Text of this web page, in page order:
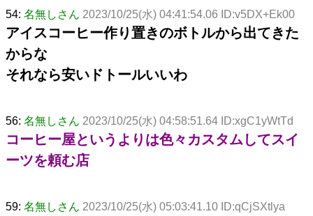
54: 名無しさん 2023/10/25(水) 04:41:54.06 ID:v5DX+Ek00
アイスコーヒー作り置きのボトルから出てきた
からな
それなら安いドトールいいわ
56: 名無しさん 2023/10/25(水) 04:58:51.64 ID:xgC1yWtTd
コーヒー屋というよりは色々カスタムしてスイ
ーツを頼む店
59: 名無しさん 2023/10/25(水) 05:03:41.10 ID:qCjSXtlya